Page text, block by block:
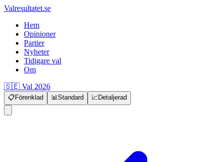
Valresultatet.se
Hem
Opinioner
Partier
Nyheter
Tidigare val
Om
🇸🇪 Val 2026
📋 Förenklad 📊Standard 📈Detaljerad